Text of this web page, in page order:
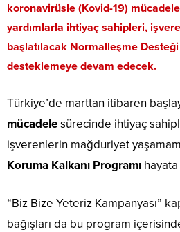
koronavirüsle (Kovid-19)
yardımlarla ihtiyaç sahipleri,
başlatılacak Normalleşme
desteklemeye devam edecek.
Türkiye’de marttan itibaren
mücadelesürecinde ihtiyaç
işverenlerin mağduriyet
Koruma Kalkanı Programı
“Biz Bize Yeteriz Kampanyası”
bağışları da bu program